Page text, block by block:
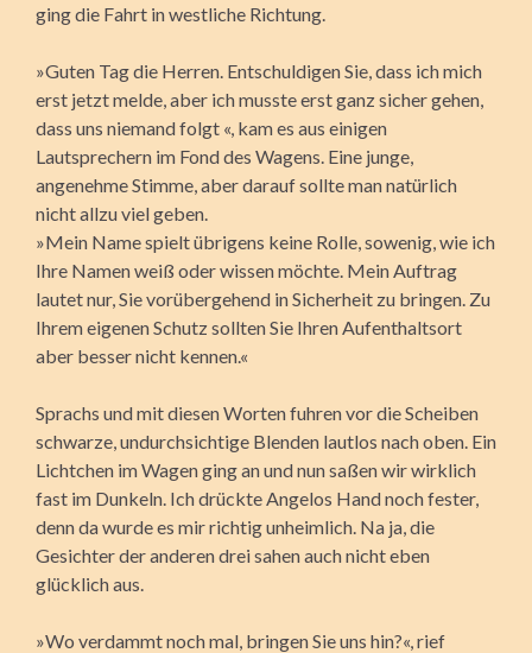
ging die Fahrt in westliche Richtung.
»Guten Tag die Herren. Entschuldigen Sie, dass ich mich
erst jetzt melde, aber ich musste erst ganz sicher gehen,
dass uns niemand folgt «, kam es aus einigen
Lautsprechern im Fond des Wagens. Eine junge,
angenehme Stimme, aber darauf sollte man natürlich
nicht allzu viel geben.
»Mein Name spielt übrigens keine Rolle, sowenig, wie ich
Ihre Namen weiß oder wissen möchte. Mein Auftrag
lautet nur, Sie vorübergehend in Sicherheit zu bringen. Zu
Ihrem eigenen Schutz sollten Sie Ihren Aufenthaltsort
aber besser nicht kennen.«
Sprachs und mit diesen Worten fuhren vor die Scheiben
schwarze, undurchsichtige Blenden lautlos nach oben. Ein
Lichtchen im Wagen ging an und nun saßen wir wirklich
fast im Dunkeln. Ich drückte Angelos Hand noch fester,
denn da wurde es mir richtig unheimlich. Na ja, die
Gesichter der anderen drei sahen auch nicht eben
glücklich aus.
»Wo verdammt noch mal, bringen Sie uns hin?«, rief